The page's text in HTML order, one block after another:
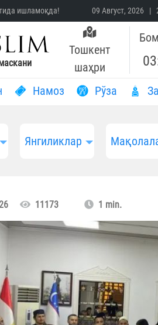
ишламоқда! 09 Август, 2026 |
Тошкент
шаҳри
Намоз Рўза
Янгиликлар
11173 1 min.